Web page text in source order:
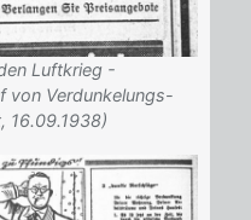
Luftkrieg -
von Verdunkelungs-
16.09.1938)